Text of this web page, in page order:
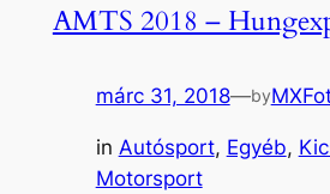
AMTS 2018 –
márc 31, 2018—by
in Autósport, Egyéb,
Motorsport